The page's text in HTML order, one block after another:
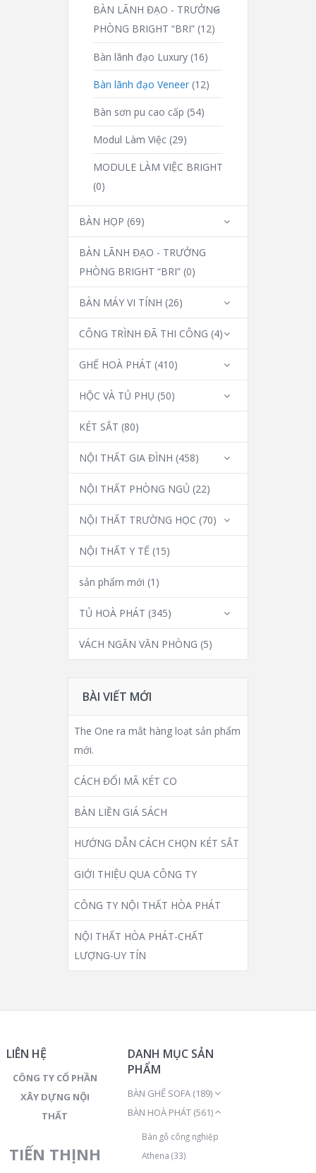
BÀN LÃNH ĐẠO - TRƯỞNG
PHÒNG BRIGHT “BRI” (12)
Bàn lãnh đạo Luxury (16)
Bàn lãnh đạo Veneer (12)
Bàn sơn pu cao cấp (54)
Modul Làm Việc (29)
MODULE LÀM VIỆC BRIGHT
(0)
BÀN HỌP (69)
BÀN LÃNH ĐẠO - TRƯỞNG
PHÒNG BRIGHT “BRI” (0)
BÀN MÁY VI TÍNH (26)
CÔNG TRÌNH ĐÃ THI CÔNG (4)
GHẾ HOÀ PHÁT (410)
HỘC VÀ TỦ PHỤ (50)
KÉT SẮT (80)
NỘI THẤT GIA ĐÌNH (458)
NỘI THẤT PHÒNG NGỦ (22)
NỘI THẤT TRƯỜNG HỌC (70)
NỘI THẤT Y TẾ (15)
sản phẩm mới (1)
TỦ HOÀ PHÁT (345)
VÁCH NGĂN VĂN PHÒNG (5)
BÀI VIẾT MỚI
The One ra mắt hàng loạt sản phẩm
mới.
CÁCH ĐỔI MÃ KÉT CO
BÀN LIỀN GIÁ SÁCH
HƯỚNG DẪN CÁCH CHỌN KÉT SẮT
GIỚI THIỆU QUA CÔNG TY
CÔNG TY NỘI THẤT HÒA PHÁT
NỘI THẤT HÒA PHÁT-CHẤT
LƯỢNG-UY TÍN
LIÊN HỆ
CÔNG TY CỔ PHẦN
XÂY DỰNG NỘI
THẤT
TIẾN THỊNH
DANH MỤC SẢN
PHẨM
BÀN GHẾ SOFA (189)
BÀN HOÀ PHÁT (561)
Bàn gỗ công nghiệp
Athena (33)